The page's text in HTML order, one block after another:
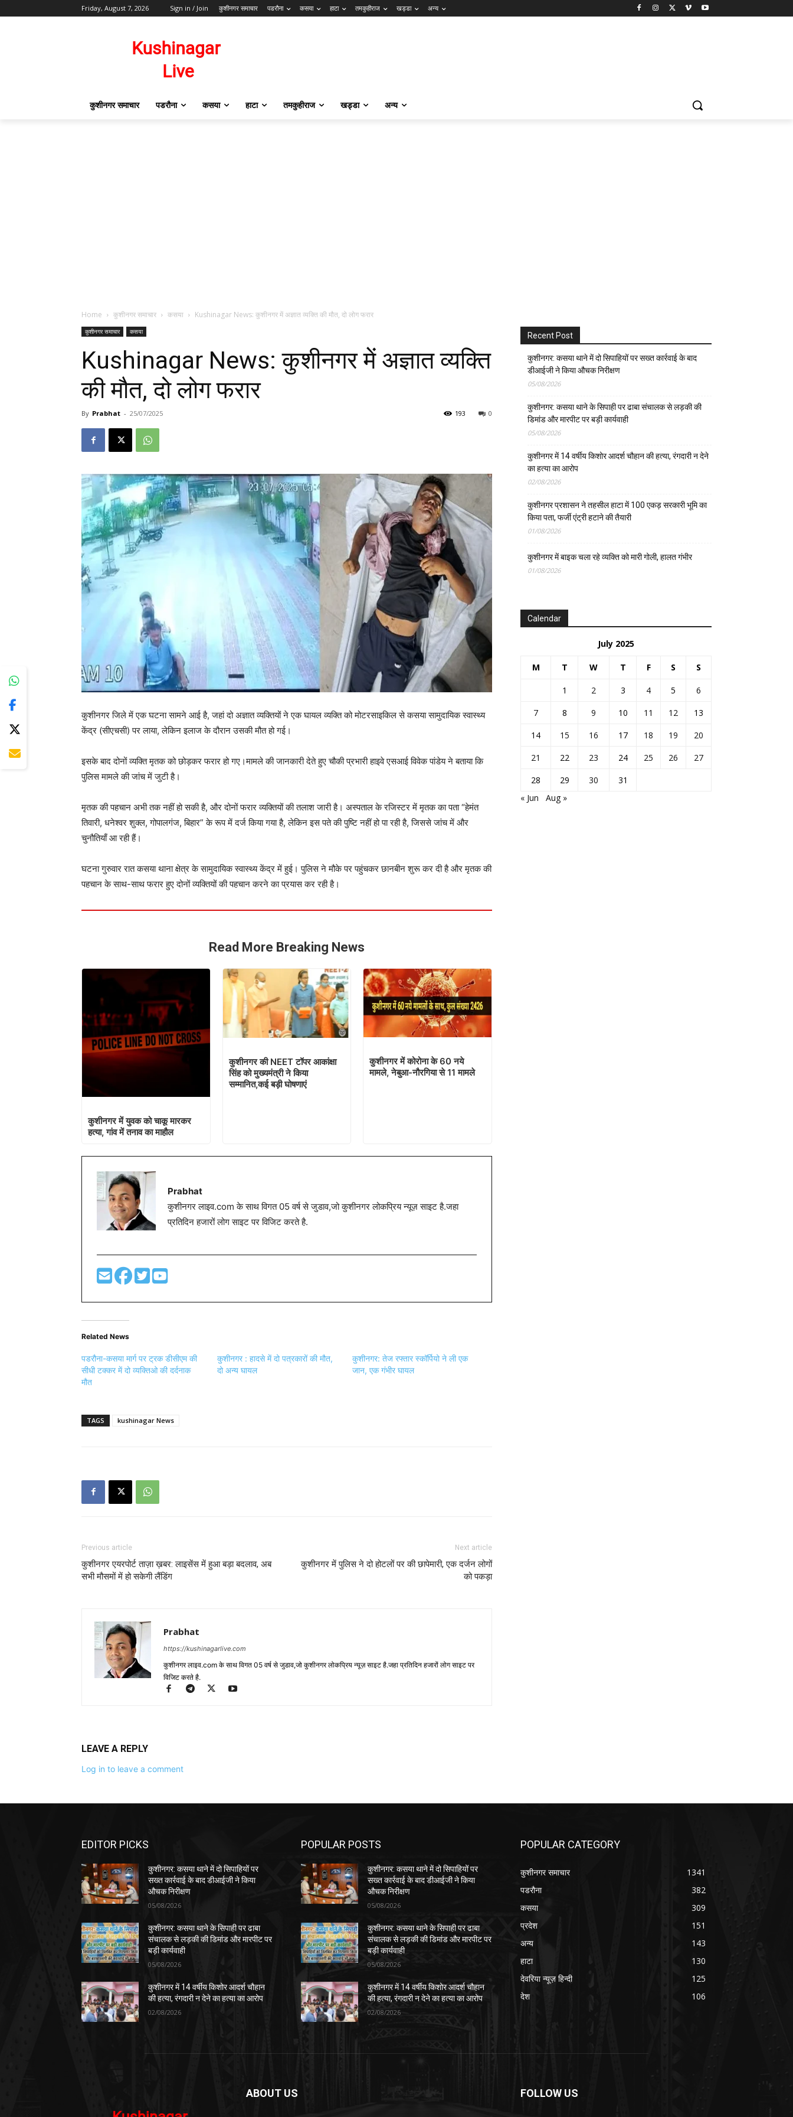
Friday, August 7, 2026 Sign in / Join कुशीनगर समाचार पडरौना कसया हाटा तमकुहीराज खड्डा अन्य
कुशीनगर समाचार पडरौना कसया हाटा तमकुहीराज खड्डा अन्य
Home कुशीनगर समाचार कसया Kushinagar News: कुशीनगर में अज्ञात व्यक्ति की मौत, दो लोग फरार
कुशीनगर समाचार कसया
Kushinagar News: कुशीनगर में अज्ञात व्यक्ति
की मौत, दो लोग फरार
By Prabhat - 25/07/2025 0
193
कुशीनगर जिले में एक घटना सामने आई है, जहां दो अज्ञात व्यक्तियों ने एक घायल व्यक्ति को मोटरसाइकिल से कसया सामुदायिक स्वास्थ्य
केंद्र (सीएचसी) पर लाया, लेकिन इलाज के दौरान उसकी मौत हो गई।
इसके बाद दोनों व्यक्ति मृतक को छोड़कर फरार हो गए।मामले की जानकारी देते हुए चौकी प्रभारी हाइवे एसआई विवेक पांडेय ने बताया कि
पुलिस मामले की जांच में जुटी है।
मृतक की पहचान अभी तक नहीं हो सकी है, और दोनों फरार व्यक्तियों की तलाश जारी है। अस्पताल के रजिस्टर में मृतक का पता “हेमंत
तिवारी, धनेश्वर शुक्ल, गोपालगंज, बिहार” के रूप में दर्ज किया गया है, लेकिन इस पते की पुष्टि नहीं हो पा रही है, जिससे जांच में और
चुनौतियाँ आ रही हैं।
घटना गुरुवार रात कसया थाना क्षेत्र के सामुदायिक स्वास्थ्य केंद्र में हुई। पुलिस ने मौके पर पहुंचकर छानबीन शुरू कर दी है और मृतक की
पहचान के साथ-साथ फरार हुए दोनों व्यक्तियों की पहचान करने का प्रयास कर रही है।
Read More Breaking News
कुशीनगर में युवक को चाकू मारकर
हत्या, गांव में तनाव का माहौल
कुशीनगर की NEET टॉपर आकांक्षा
सिंह को मुख्यमंत्री ने किया
सम्मानित,कई बड़ी घोषणाएं
कुशीनगर में कोरोना के 60 नये
मामले, नेबुआ-नौरगिया से 11 मामले
Prabhat
कुशीनगर लाइव.com के साथ विगत 05 वर्ष से जुडाव,जो कुशीनगर लोकप्रिय न्यूज़ साइट है.जहा
प्रतिदिन हजारों लोग साइट पर विजिट करते है.
Related News
पडरौना-कसया मार्ग पर ट्रक डीसीएम की
सीधी टक्कर में दो व्यक्तिओ की दर्दनाक
मौत
कुशीनगर : हादसे में दो पत्रकारों की मौत,
दो अन्य घायल
कुशीनगर: तेज रफ्तार स्कॉर्पियो ने ली एक
जान, एक गंभीर घायल
TAGS kushinagar News
Previous article
कुशीनगर एयरपोर्ट ताज़ा ख़बर: लाइसेंस में हुआ बड़ा बदलाव, अब
सभी मौसमों में हो सकेगी लैंडिंग
Next article
कुशीनगर में पुलिस ने दो होटलों पर की छापेमारी, एक दर्जन लोगों
को पकड़ा
Prabhat
https://kushinagarlive.com
कुशीनगर लाइव.com के साथ विगत 05 वर्ष से जुडाव,जो कुशीनगर लोकप्रिय न्यूज़ साइट है.जहा प्रतिदिन हजारों लोग साइट पर
विजिट करते है.
LEAVE A REPLY
Log in to leave a comment
Recent Post
कुशीनगर: कसया थाने में दो सिपाहियों पर सख्त कार्रवाई के बाद
डीआईजी ने किया औचक निरीक्षण
05/08/2026
कुशीनगर: कसया थाने के सिपाही पर ढाबा संचालक से लड़की की
डिमांड और मारपीट पर बड़ी कार्यवाही
05/08/2026
कुशीनगर में 14 वर्षीय किशोर आदर्श चौहान की हत्या, रंगदारी न देने
का हत्या का आरोप
02/08/2026
कुशीनगर प्रशासन ने तहसील हाटा में 100 एकड़ सरकारी भूमि का
किया पता, फर्जी एंट्री हटाने की तैयारी
01/08/2026
कुशीनगर में बाइक चला रहे व्यक्ति को मारी गोली, हालत गंभीर
01/08/2026
Calendar
July 2025
M T W T F S S
1 2 3 4 5
6
7
8 9 10 11 12
13
14
15 16 17 18 19
20
21
22 23 24 25 26
27
28
29 30
31
« Jun
Aug »
EDITOR PICKS
कुशीनगर: कसया थाने में दो सिपाहियों पर
सख्त कार्रवाई के बाद डीआईजी ने किया
औचक निरीक्षण
05/08/2026
कुशीनगर: कसया थाने के सिपाही पर ढाबा
संचालक से लड़की की डिमांड और मारपीट पर
बड़ी कार्यवाही
05/08/2026
कुशीनगर में 14 वर्षीय किशोर आदर्श चौहान
की हत्या, रंगदारी न देने का हत्या का आरोप
02/08/2026
POPULAR POSTS
कुशीनगर: कसया थाने में दो सिपाहियों पर
सख्त कार्रवाई के बाद डीआईजी ने किया
औचक निरीक्षण
05/08/2026
कुशीनगर: कसया थाने के सिपाही पर ढाबा
संचालक से लड़की की डिमांड और मारपीट पर
बड़ी कार्यवाही
05/08/2026
कुशीनगर में 14 वर्षीय किशोर आदर्श चौहान
की हत्या, रंगदारी न देने का हत्या का आरोप
02/08/2026
POPULAR CATEGORY
कुशीनगर समाचार
1341
पडरौना
382
कसया
309
प्रदेश
151
अन्य
143
हाटा
130
देवरिया न्यूज़ हिन्दी
125
देश
106
ABOUT US FOLLOW US